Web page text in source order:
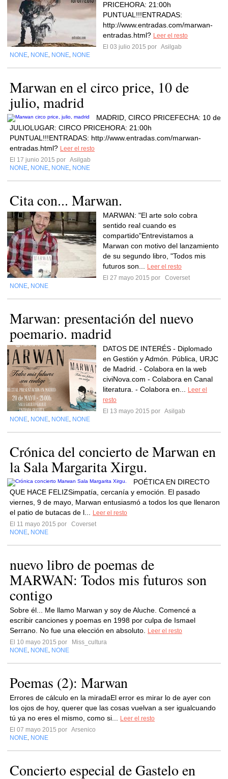
PRICEHORA: 21:00h
PUNTUAL!!!ENTRADAS:
http://www.entradas.com/marwan-
entradas.html? Leer el resto
El 03 julio 2015 por Asilgab
NONE NONE NONE NONE
Marwan en el circo price, 10 de
julio, madrid
MADRID, CIRCO PRICEFECHA: 10 de
JULIOLUGAR: CIRCO PRICEHORA: 21:00h
PUNTUAL!!!ENTRADAS: http://www.entradas.com/marwan-
entradas.html? Leer el resto
El 17 junio 2015 por Asilgab
NONE NONE NONE NONE
Cita con... Marwan.
MARWAN: "El arte solo cobra
sentido real cuando es
compartido"Entrevistamos a
Marwan con motivo del lanzamiento
de su segundo libro, "Todos mis
futuros son...
Leer el resto
El 27 mayo 2015 por
Coverset
NONE NONE
Marwan: presentación del nuevo
poemario. madrid
DATOS DE INTERÉS - Diplomado
en Gestión y Admón. Pública, URJC
de Madrid. - Colabora en la web
civiNova.com - Colabora en Canal
literatura. - Colabora en...
Leer el
resto
El 13 mayo 2015 por Asilgab
NONE NONE NONE NONE
Crónica del concierto de Marwan en
la Sala Margarita Xirgu.
POÉTICA EN DIRECTO
QUE HACE FELIZSimpatía, cercanía y emoción. El pasado
viernes, 9 de mayo, Marwan entusiasmó a todos los que llenaron
el patio de butacas de l...
Leer el resto
El 11 mayo 2015 por
Coverset
NONE NONE
nuevo libro de poemas de
MARWAN: Todos mis futuros son
Sobre él... Me llamo Marwan y soy de Aluche. Comencé a
escribir canciones y poemas en 1998 por culpa de Ismael
Serrano. No fue una elección en absoluto.
Leer el resto
El 10 mayo 2015 por
Miss_cultura
NONE NONE NONE
Poemas (2): Marwan
Errores de cálculo en la miradaEl error es mirar lo de ayer con
los ojos de hoy, querer que las cosas vuelvan a ser igualcuando
tú ya no eres el mismo, como si...
Leer el resto
El 07 mayo 2015 por Arsenico
NONE NONE
Concierto especial de Gastelo en